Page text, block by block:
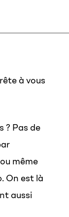
à vous
? Pas de
même
On est là
aussi